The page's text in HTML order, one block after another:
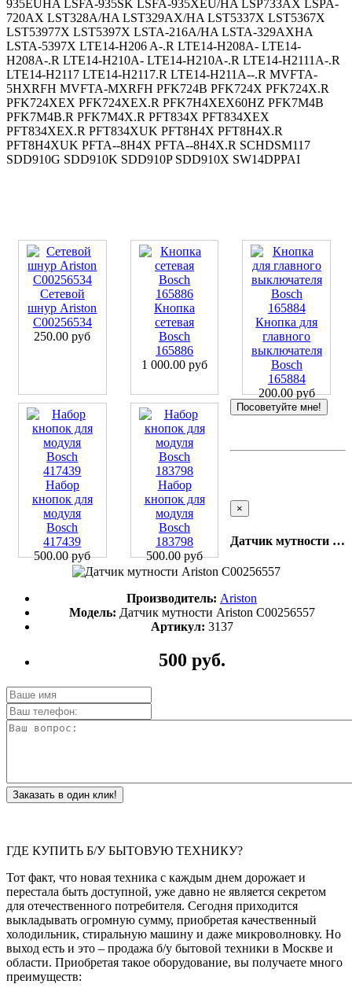
935EUHA LSFA-935SK LSFA-935XEU/HA LSP733AX LSPA-
720AX LST328A/HA LST329AX/HA LST5337X LST5367X
LST53977X LST5397X LSTA-216A/HA LSTA-329AXHA
LSTA-5397X LTE14-H206 A-.R LTE14-H208A- LTE14-
H208A-.R LTE14-H210A- LTE14-H210A-.R LTE14-H2111A-.R
LTE14-H2117 LTE14-H2117.R LTE14-H211A--.R MVFTA-
5HXRFH MVFTA-MXRFH PFK724B PFK724X PFK724X.R
PFK724XEX PFK724XEX.R PFK7H4XEX60HZ PFK7M4B
PFK7M4B.R PFK7M4X.R PFT834X PFT834XEX
PFT834XEX.R PFT834XUK PFT8H4X PFT8H4X.R
PFT8H4XUK PFTA--8H4X PFTA--8H4X.R SCHDSM117
SDD910G SDD910K SDD910P SDD910X SW14DPPAI
Сетевой
шнур Ariston
C00256534
250.00 руб
Кнопка
сетевая
Bosch
165886
1 000.00 руб
Кнопка для
главного
выключателя
Bosch
165884
200.00 руб
Набор
кнопок для
модуля
Bosch
417439
500.00 руб
Набор
кнопок для
модуля
Bosch
183798
500.00 руб
Посоветуйте мне!
×
Датчик мутности Ariston C00256557
Производитель: Ariston
Модель: Датчик мутности Ariston C00256557
Артикул: 3137
500 руб.
Заказать в один клик!
ГДЕ КУПИТЬ Б/У БЫТОВУЮ ТЕХНИКУ?
Тот факт, что новая техника с каждым днем дорожает и
перестала быть доступной, уже давно не является секретом
для отечественного потребителя. Сегодня приходится
выкладывать огромную сумму, приобретая качественный
холодильник, стиральную машину и даже микроволновку. Но
выход есть и это – продажа б/у бытовой техники в Москве и
области. Приобретая такое оборудование, вы получаете много
преимуществ: